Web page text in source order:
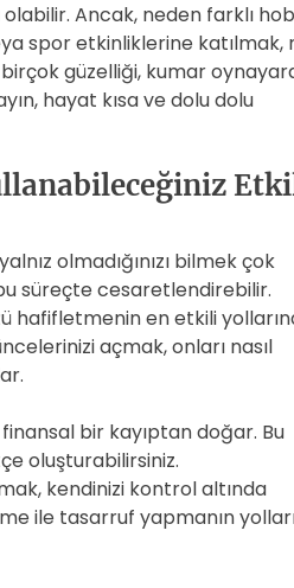
Ancak, neden farklı
spor etkinliklerine katılmak,
güzelliği, kumar
hayat kısa ve dolu dolu
olmadığınızı bilmek çok
süreçte cesaretlendirebilir.
hafifletmenin en etkili
açmak, onları nasıl
bir kayıptan doğar. Bu
oluşturabilirsiniz.
kendinizi kontrol altında
ile tasarruf yapmanın